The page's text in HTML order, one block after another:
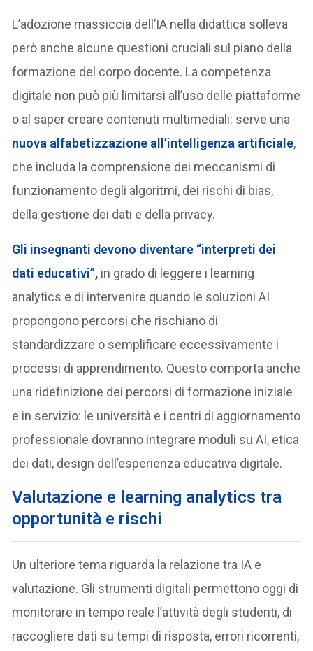
L’adozione massiccia dell’IA nella didattica solleva
però anche alcune questioni cruciali sul piano della
formazione del corpo docente. La competenza
digitale non può più limitarsi all’uso delle piattaforme
o al saper creare contenuti multimediali: serve una
nuova alfabetizzazione all’intelligenza artificiale,
che includa la comprensione dei meccanismi di
funzionamento degli algoritmi, dei rischi di bias,
della gestione dei dati e della privacy.
Gli insegnanti devono diventare “interpreti dei
dati educativi”, in grado di leggere i learning
analytics e di intervenire quando le soluzioni AI
propongono percorsi che rischiano di
standardizzare o semplificare eccessivamente i
processi di apprendimento. Questo comporta anche
una ridefinizione dei percorsi di formazione iniziale
e in servizio: le università e i centri di aggiornamento
professionale dovranno integrare moduli su AI, etica
dei dati, design dell’esperienza educativa digitale.
Valutazione e learning analytics tra
opportunità e rischi
Un ulteriore tema riguarda la relazione tra IA e
valutazione. Gli strumenti digitali permettono oggi di
monitorare in tempo reale l’attività degli studenti, di
raccogliere dati su tempi di risposta, errori ricorrenti,